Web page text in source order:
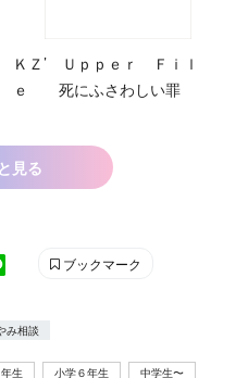
ＫＺ’ Ｕｐｐｅｒ Ｆｉｌ
ｅ 死にふさわしい罪
見る
ブックマーク
み相談
生 小学６年生 中学生〜